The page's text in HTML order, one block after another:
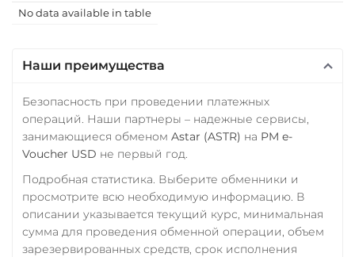
No data available in table
Наши преимущества
Безопасность при проведении платежных
операций. Наши партнеры – надежные сервисы,
занимающиеся обменом Astar (ASTR) на PM e-
Voucher USD не первый год.
Подробная статистика. Выберите обменники и
просмотрите всю необходимую информацию. В
описании указывается текущий курс, минимальная
сумма для проведения обменной операции, объем
зарезервированных средств, срок исполнения